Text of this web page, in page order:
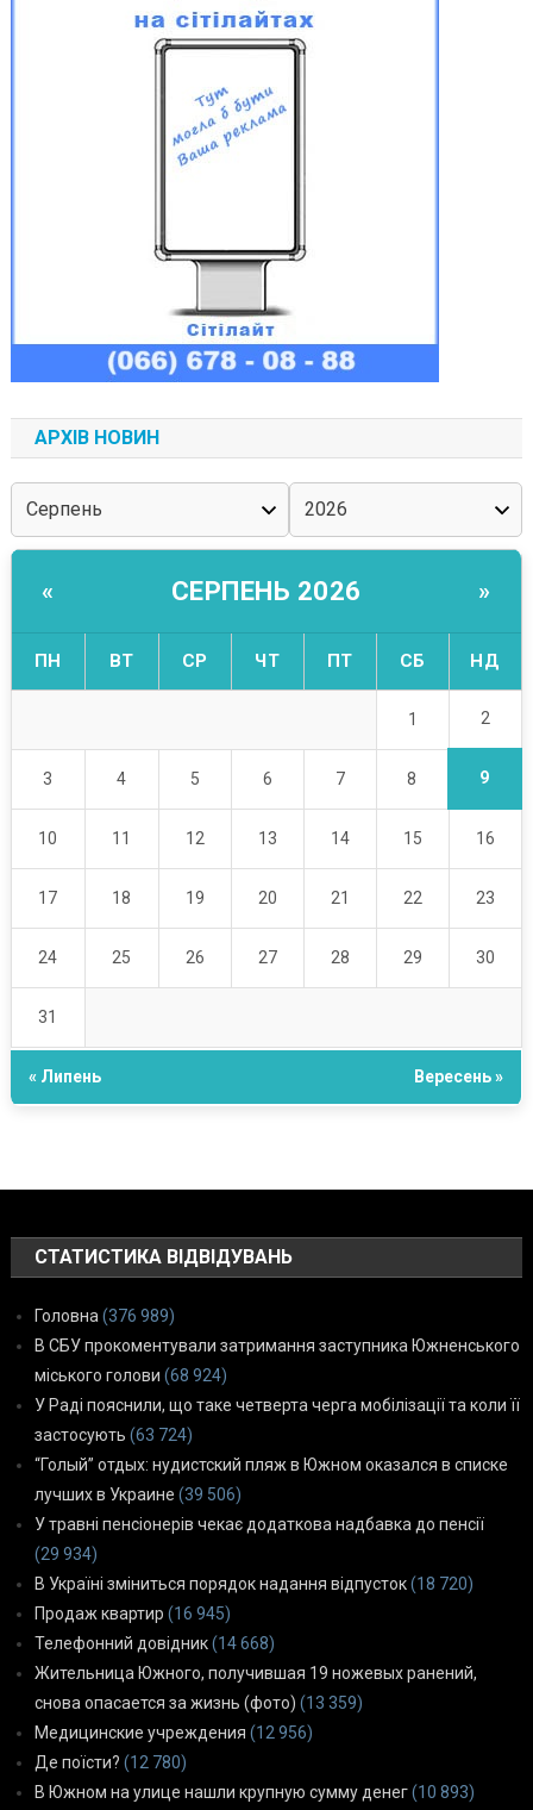
АРХІВ НОВИН
« СЕРПЕНЬ 2026 »
ПН ВТ СР ЧТ ПТ СБ НД
1 2
3 4 5 6 7 8 9
10 11 12 13 14 15 16
17 18 19 20 21 22 23
24 25 26 27 28 29 30
31
« Липень Вересень »
СТАТИСТИКА ВІДВІДУВАНЬ
Головна (376 989)
В СБУ прокоментували затримання заступника Южненського
міського голови (68 924)
У Раді пояснили, що таке четверта черга мобілізації та коли її
застосують (63 724)
“Голый” отдых: нудистский пляж в Южном оказался в списке
лучших в Украине (39 506)
У травні пенсіонерів чекає додаткова надбавка до пенсії
(29 934)
В Україні зміниться порядок надання відпусток(18 720)
Продаж квартир (16 945)
Телефонний довідник(14 668)
Жительница Южного, получившая 19 ножевых ранений,
снова опасается за жизнь (фото) (13 359)
Медицинские учреждения (12 956)
Де поїсти? (12 780)
В Южном на улице нашли крупную сумму денег(10 893)